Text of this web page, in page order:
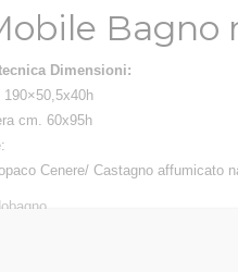
Bagno
Dimensioni:
190×50,5x40h
cm. 60x95h
Cenere/ Castagno affumicato